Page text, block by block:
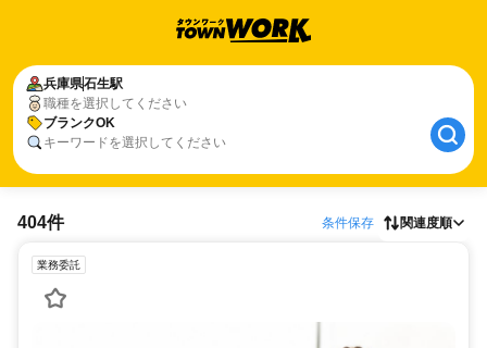
兵庫県石生駅
職種を選択してください
ブランクOK
キーワードを選択してください
404件 条件保存 関連度順
業務委託